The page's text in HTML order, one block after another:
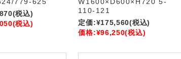
(税込)
(税込)
110-121
定価:¥175,560(税込)
価格:¥96,250(税込)